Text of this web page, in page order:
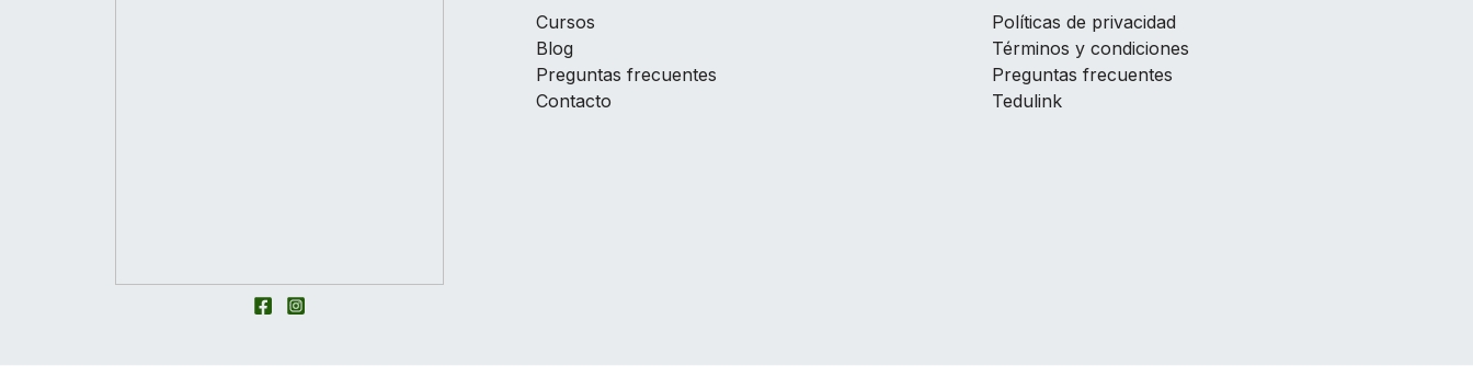
Cursos
Blog
Preguntas frecuentes
Contacto
Políticas de privacidad
Términos y condiciones
Preguntas frecuentes
Tedulink